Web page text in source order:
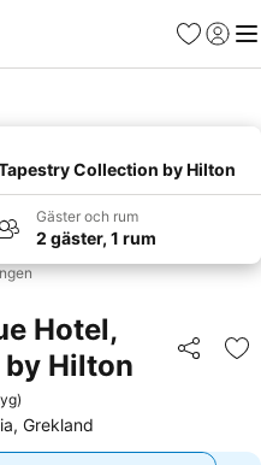
Favoriter
Logga
Collection by Hilton
Gäster och rum
2 gäster, 1 rum
Hotel,
Hilton
Dela
)
Grekland